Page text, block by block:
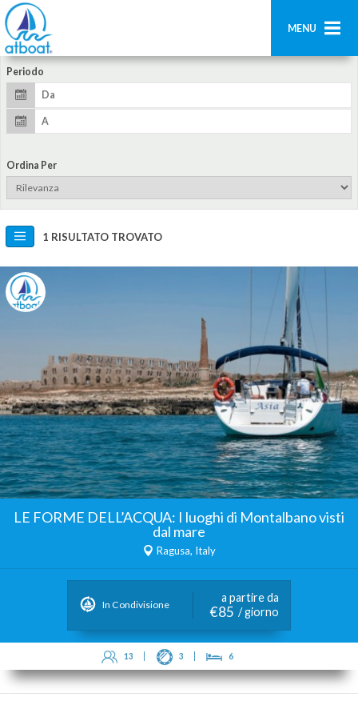
MENU
Ricerca
Aggiungi imbarcazione
Accedi
Registrati
Periodo
Ordina Per
1 RISULTATO TROVATO
LE FORME DELL’ACQUA: I luoghi di Montalbano visti
dal mare
Ragusa, Italy
In Condivisione
a partire da
€85 / giorno
13 3 6